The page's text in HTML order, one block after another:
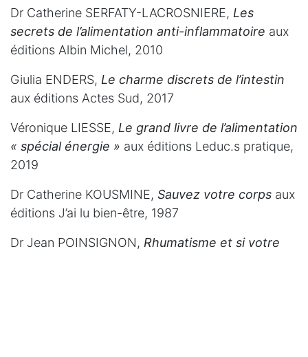
Dr Catherine SERFATY-LACROSNIERE, Les
secrets de l’alimentation anti-inflammatoire aux
éditions Albin Michel, 2010
Giulia ENDERS, Le charme discrets de l’intestin
aux éditions Actes Sud, 2017
Véronique LIESSE, Le grand livre de l’alimentation
« spécial énergie » aux éditions Leduc.s pratique,
2019
Dr Catherine KOUSMINE, Sauvez votre corps aux
éditions J’ai lu bien-être, 1987
Dr Jean POINSIGNON, Rhumatisme et si votre